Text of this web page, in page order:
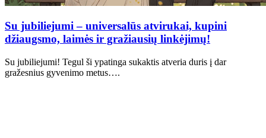
Su jubiliejumi – universalūs atvirukai, kupini
džiaugsmo, laimės ir gražiausių linkėjimų!
Su jubiliejumi! Tegul ši ypatinga sukaktis atveria duris į dar
gražesnius gyvenimo metus….